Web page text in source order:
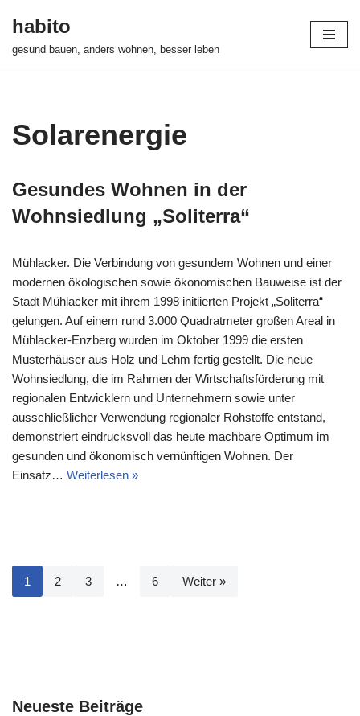
habito
gesund bauen, anders wohnen, besser leben
Solarenergie
Gesundes Wohnen in der
Wohnsiedlung „Soliterra“
Mühlacker. Die Verbindung von gesundem Wohnen und einer
modernen ökologischen sowie ökonomischen Bauweise ist der
Stadt Mühlacker mit ihrem 1998 initiierten Projekt „Soliterra“
gelungen. Auf einem rund 3.000 Quadratmeter großen Areal in
Mühlacker-Enzberg wurden im Oktober 1999 die ersten
Musterhäuser aus Holz und Lehm fertig gestellt. Die neue
Wohnsiedlung, die im Rahmen der Wirtschaftsförderung mit
regionalen Entwicklern und Unternehmern sowie unter
ausschließlicher Verwendung regionaler Rohstoffe entstand,
demonstriert eindrucksvoll das heute machbare Optimum im
gesunden und ökonomisch vernünftigen Wohnen. Der
Einsatz… Weiterlesen »
1 2 3 … 6 Weiter »
Neueste Beiträge